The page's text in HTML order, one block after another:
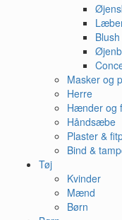
Blush
Masker og
Herre
Hænder og
Håndsæbe
Plaster &
Bind &
Tøj
Kvinder
Mænd
Børn